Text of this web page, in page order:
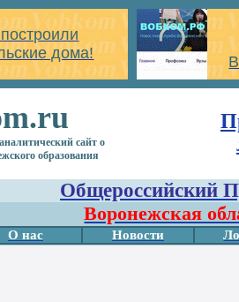
дома!
сайт о
образования
Общероссийский
Воронежская
О нас Новости